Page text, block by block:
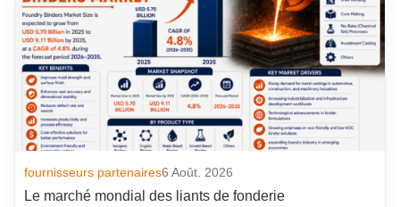
fournisseurs partenaires6 Août. 2026
Le marché mondial des liants de fonderie